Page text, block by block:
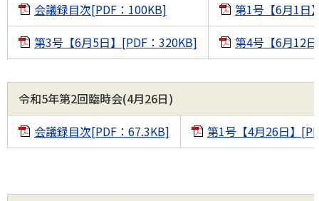
会議録目次[PDF：100KB]
第1号【6月1日
第3号【6月5日】[PDF：320KB]
第4号【6月12
令和5年第2回臨時会(4月26日)
会議録目次[PDF：67.3KB]
第1号【4月26日】